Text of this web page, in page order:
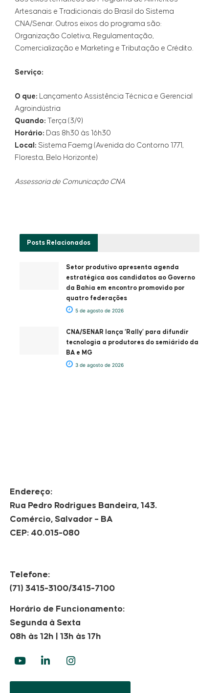
Artesanais e Tradicionais do Brasil do Sistema
CNA/Senar. Outros eixos do programa são:
Organização Coletiva, Regulamentação,
Comercialização e Marketing e Tributação e Crédito.
Serviço:
O que: Lançamento Assistência Técnica e Gerencial
Agroindústria
Quando: Terça (3/9)
Horário: Das 8h30 às 16h30
Local: Sistema Faemg (Avenida do Contorno 1771,
Floresta, Belo Horizonte)
Assessoria de Comunicação CNA
Posts Relacionados
Setor produtivo apresenta agenda
estratégica aos candidatos ao Governo
da Bahia em encontro promovido por
quatro federações
5 de agosto de 2026
CNA/SENAR lança ‘Rally’ para difundir
tecnologia a produtores do semiárido da
BA e MG
3 de agosto de 2026
Endereço:
Rua Pedro Rodrigues Bandeira, 143.
Comércio, Salvador – BA
CEP: 40.015-080
Telefone:
(71) 3415-3100/3415-7100
Horário de Funcionamento:
Segunda à Sexta
08h às 12h | 13h às 17h